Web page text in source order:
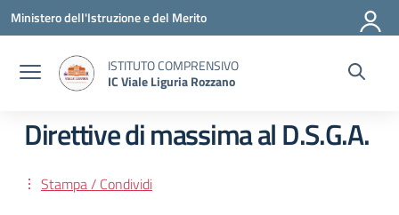
Vai ai contenuti
Vai al menu di navigazione
Vai al footer
Ministero dell'Istruzione e del Merito
ISTITUTO COMPRENSIVO
IC Viale Liguria Rozzano
Direttive di massima al D.S.G.A.
Stampa / Condividi